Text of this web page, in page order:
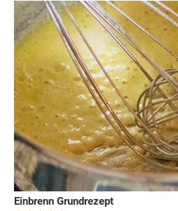
Einbrenn Grundrezept